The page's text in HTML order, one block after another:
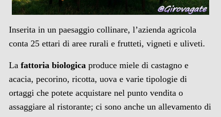
Inserita in un paesaggio collinare, l’azienda agricola
conta 25 ettari di aree rurali e frutteti, vigneti e uliveti.
La fattoria biologicaproduce miele di castagno e
acacia, pecorino, ricotta, uova e varie tipologie di
ortaggi che potete acquistare nel punto vendita o
assaggiare al ristorante; ci sono anche un allevamento di